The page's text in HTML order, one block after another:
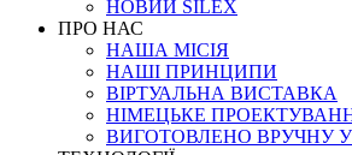
НОВИЙ SILEX
ПРО НАС
НАША МICIЯ
НАШI ПРИНЦИПИ
ВIРТУАЛЬНА ВИСТАВКА
НІМЕЦЬКЕ
ВИГОТОВЛЕНО ВРУЧНУ